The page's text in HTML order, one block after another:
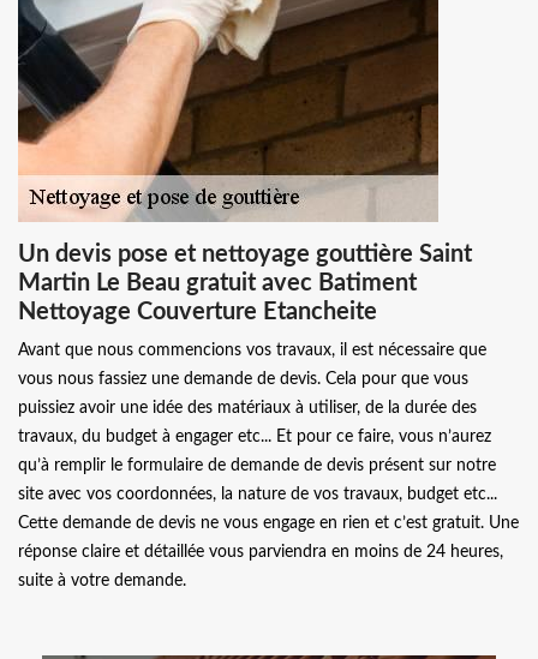
Un devis pose et nettoyage gouttière Saint
Martin Le Beau gratuit avec Batiment
Nettoyage Couverture Etancheite
Avant que nous commencions vos travaux, il est nécessaire que
vous nous fassiez une demande de devis. Cela pour que vous
puissiez avoir une idée des matériaux à utiliser, de la durée des
travaux, du budget à engager etc... Et pour ce faire, vous n’aurez
qu’à remplir le formulaire de demande de devis présent sur notre
site avec vos coordonnées, la nature de vos travaux, budget etc...
Cette demande de devis ne vous engage en rien et c’est gratuit. Une
réponse claire et détaillée vous parviendra en moins de 24 heures,
suite à votre demande.